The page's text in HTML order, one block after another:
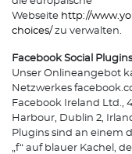
Webseite http://
choices/ zu verwalten.
Facebook Social Plugins
Unser Onlineangebot
Netzwerkes
Facebook Ireland Ltd.,
Harbour, Dublin 2,
Plugins sind an einem
„f“ auf blauer Kachel,